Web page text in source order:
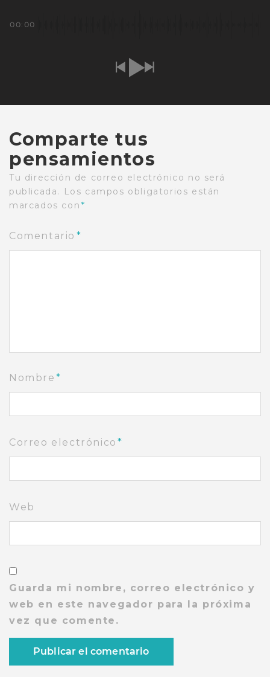
00:00
Comparte tus
pensamientos
Tu dirección de correo electrónico no será
publicada.
Los campos obligatorios están
marcados con*
Comentario*
Nombre*
Correo electrónico*
Web
Guarda mi nombre, correo electrónico y
web en este navegador para la próxima
vez que comente.